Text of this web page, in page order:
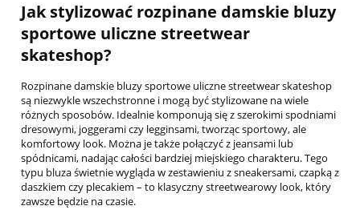
Jak stylizować rozpinane damskie bluzy
sportowe uliczne streetwear
skateshop?
Rozpinane damskie bluzy sportowe uliczne streetwear skateshop
są niezwykle wszechstronne i mogą być stylizowane na wiele
różnych sposobów. Idealnie komponują się z szerokimi spodniami
dresowymi, joggerami czy legginsami, tworząc sportowy, ale
komfortowy look. Można je także połączyć z jeansami lub
spódnicami, nadając całości bardziej miejskiego charakteru. Tego
typu bluza świetnie wygląda w zestawieniu z sneakersami, czapką z
daszkiem czy plecakiem – to klasyczny streetwearowy look, który
zawsze będzie na czasie.